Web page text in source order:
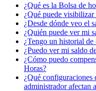
¿Qué es la Bolsa de
¿Qué puede visibilizar
¿Desde dónde veo el
¿Quién puede ver mi
¿Tengo un historial de
¿Puedo ver mi saldo
¿Cómo puedo
Horas?
¿Qué configuraciones
administrador afectan